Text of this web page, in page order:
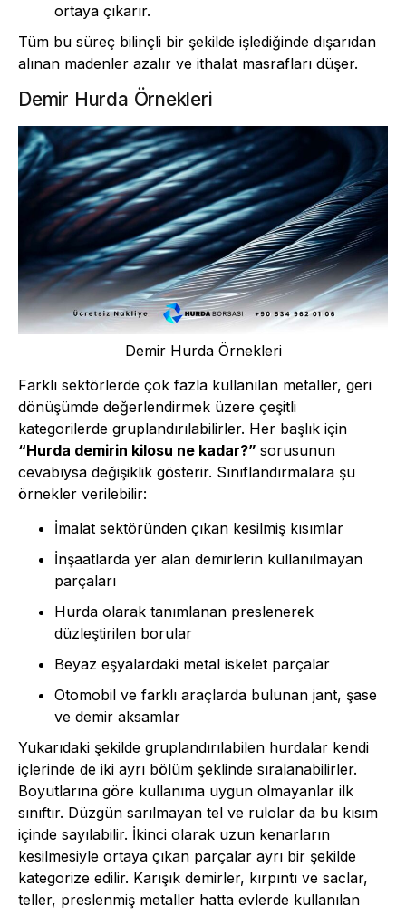
ortaya çıkarır.
Tüm bu süreç bilinçli bir şekilde işlediğinde dışarıdan
alınan madenler azalır ve ithalat masrafları düşer.
Demir Hurda Örnekleri
Demir Hurda Örnekleri
Farklı sektörlerde çok fazla kullanılan metaller, geri
dönüşümde değerlendirmek üzere çeşitli
kategorilerde gruplandırılabilirler. Her başlık için
“Hurda demirin kilosu ne kadar?” sorusunun
cevabıysa değişiklik gösterir. Sınıflandırmalara şu
örnekler verilebilir:
İmalat sektöründen çıkan kesilmiş kısımlar
İnşaatlarda yer alan demirlerin kullanılmayan
parçaları
Hurda olarak tanımlanan preslenerek
düzleştirilen borular
Beyaz eşyalardaki metal iskelet parçalar
Otomobil ve farklı araçlarda bulunan jant, şase
ve demir aksamlar
Yukarıdaki şekilde gruplandırılabilen hurdalar kendi
içlerinde de iki ayrı bölüm şeklinde sıralanabilirler.
Boyutlarına göre kullanıma uygun olmayanlar ilk
sınıftır. Düzgün sarılmayan tel ve rulolar da bu kısım
içinde sayılabilir. İkinci olarak uzun kenarların
kesilmesiyle ortaya çıkan parçalar ayrı bir şekilde
kategorize edilir. Karışık demirler, kırpıntı ve saclar,
teller, preslenmiş metaller hatta evlerde kullanılan